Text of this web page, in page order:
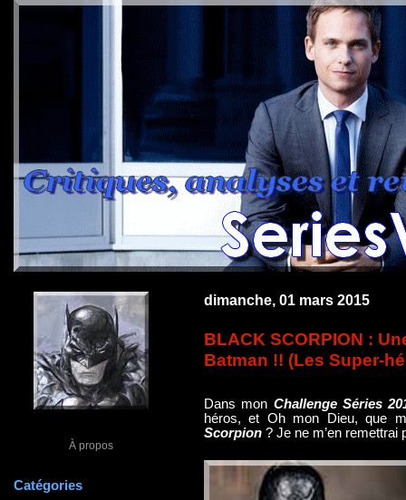
À propos
Catégories
dimanche, 01 mars 2015
BLACK SCORPION :
Batman !! (Les Super-
Dans mon Challenge Séries
héros, et Oh mon Dieu, que
Scorpion ? Je ne m’en remettrai